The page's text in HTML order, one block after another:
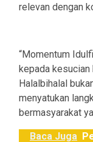
relevan dengan
“Momentum
kepada kesucian
Halalbihalal
menyatukan
bermasyarakat
Baca Juga